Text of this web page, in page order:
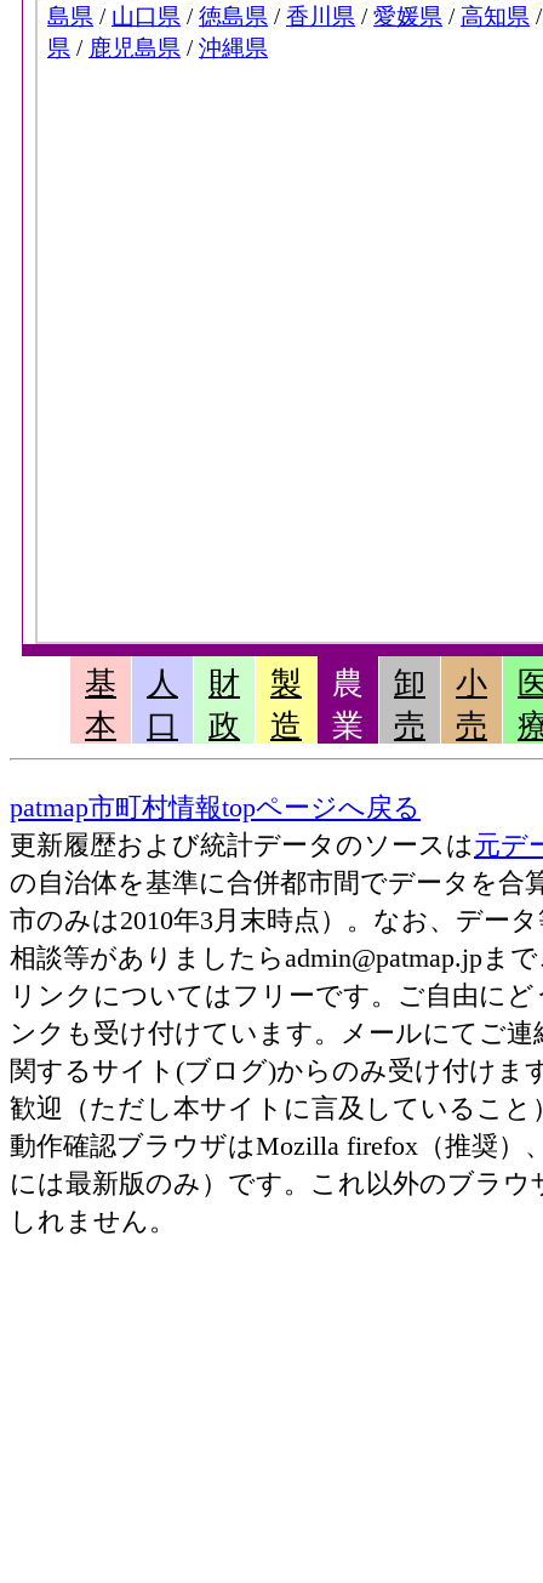
基
本
人
口
財
政
製
造
農
業
卸
売
小
売
patmap市町村情報topページへ戻る
更新履歴および統計データのソースは元デ
の自治体を基準に合併都市間でデータを合
市のみは2010年3月末時点）。なお、デー
相談等がありましたらadmin@patmap.jpま
リンクについてはフリーです。ご自由に
ンクも受け付けています。メールにてご
関するサイト(ブログ)からのみ受け付け
歓迎（ただし本サイトに言及していること
動作確認ブラウザはMozilla firefox（推奨）
には最新版のみ）です。これ以外のブラ
しれません。